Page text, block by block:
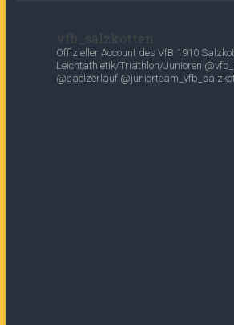
vfb_salzkotten
Offizieller Account des VfB 1910
Leichtathletik/Triathlon/Junioren
@saelzerlauf